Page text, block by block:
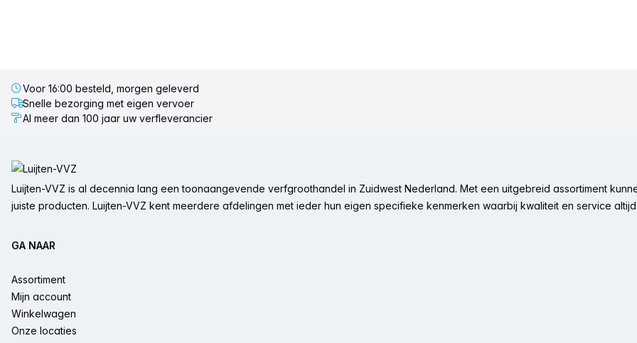
Voor 16:00 besteld, morgen geleverd
Snelle bezorging met eigen vervoer
Al meer dan 100 jaar uw verfleverancier
Luijten-VVZ is al decennia lang een toonaangevende verfgroothandel in Zuidwest Nederland. Met een uitgebreid assortiment
juiste producten. Luijten-VVZ kent meerdere afdelingen met ieder hun eigen specifieke kenmerken waarbij kwaliteit en service
GA NAAR
Assortiment
Mijn account
Winkelwagen
Onze locaties